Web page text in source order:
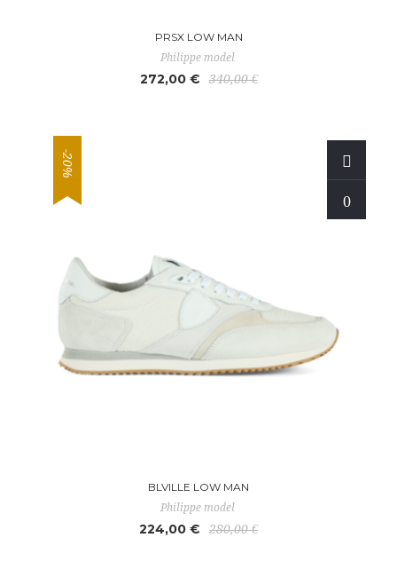
PRSX LOW MAN
Philippe model
272,00 € 340,00 €
-20%
BLVILLE LOW MAN
Philippe model
224,00 € 280,00 €